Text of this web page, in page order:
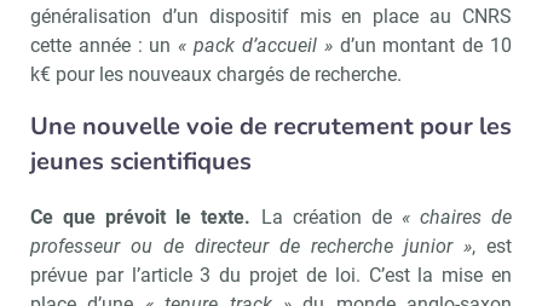
généralisation d’un dispositif mis en place au CNRS
cette année : un « pack d’accueil »d’un montant de 10
k€ pour les nouveaux chargés de recherche.
Une nouvelle voie de recrutement pour les
jeunes scientifiques
Ce que prévoit le texte. La création de « chaires de
professeur ou de directeur de recherche junior », est
prévue par l’article 3 du projet de loi. C’est la mise en